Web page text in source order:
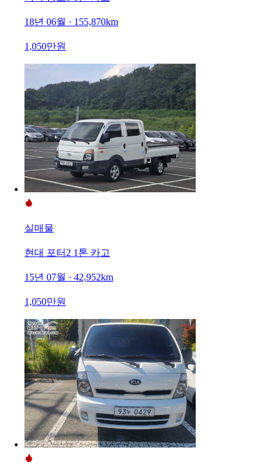
18년 06월 · 155,870km
1,050만원
실매물
현대 포터2 1톤 카고
15년 07월 · 42,952km
1,050만원